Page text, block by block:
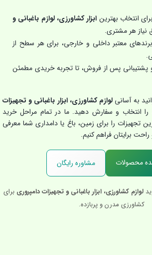
انتخاب بهترین ابزار کشاورزی، لوازم باغبانی و
نیاز هر مشتری.
معتبر داخلی و خارجی، برای هر سطح از
پشتیبانی پس از فروش، تا تجربه خریدی مطمئن
به آسانی لوازم کشاورزی، ابزار باغبانی و تجهیزات
را انتخاب و سفارش دهید. ما در تمام مراحل خرید
تجهیزات را برای زمین، باغ یا دامداری شما معرفی
برایتان فراهم کنیم.
محصولات مشاوره رایگان
لوازم کشاورزی، ابزار باغبانی و تجهیزات دامپروری برای
کشاورزی مدرن و پربازده.